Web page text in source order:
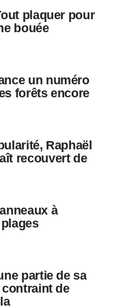
plaquer pour
bouée
un numéro
forêts encore
Raphaël
recouvert de
à
partie de sa
de